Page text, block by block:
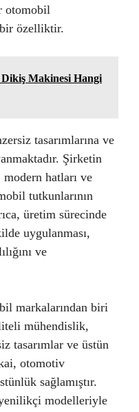
otomobil
özelliktir.
Makinesi Hangi
tasarımlarına ve
Şirketin
modern hatları ve
tutkunlarının
üretim sürecinde
uygulanması,
ve
markalarından biri
mühendislik,
tasarımlar ve üstün
otomotiv
sağlamıştır.
modelleriyle